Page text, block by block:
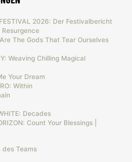
2026: Der Festivalbericht
Resurgence
The Gods That Tear Ourselves
Weaving Chilling Magical
Your Dream
Within
Decades
Count Your Blessings |
des Teams